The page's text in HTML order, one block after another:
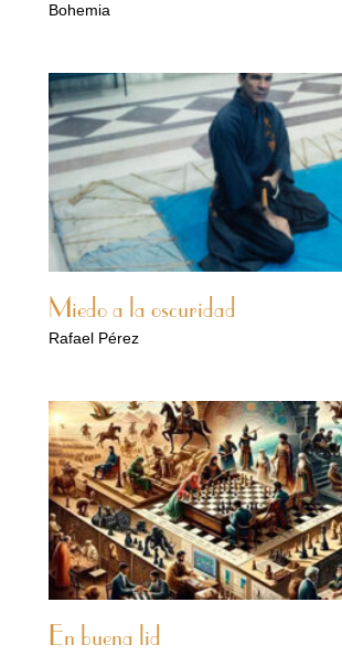
Bohemia
Miedo a la oscuridad
Rafael Pérez
En buena lid